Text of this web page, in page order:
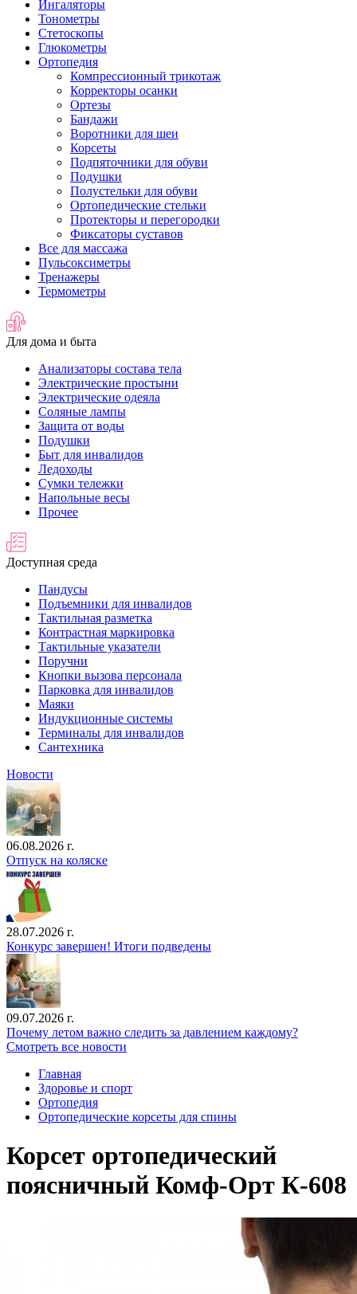
Ингаляторы
Тонометры
Стетоскопы
Глюкометры
Ортопедия
Компрессионный трикотаж
Корректоры осанки
Ортезы
Бандажи
Воротники для шеи
Корсеты
Подпяточники для обуви
Подушки
Полустельки для обуви
Ортопедические стельки
Протекторы и перегородки
Фиксаторы суставов
Все для массажа
Пульсоксиметры
Тренажеры
Термометры
Для дома и быта
Анализаторы состава тела
Электрические простыни
Электрические одеяла
Соляные лампы
Защита от воды
Подушки
Быт для инвалидов
Ледоходы
Сумки тележки
Напольные весы
Прочее
Доступная среда
Пандусы
Подъемники для инвалидов
Тактильная разметка
Контрастная маркировка
Тактильные указатели
Поручни
Кнопки вызова персонала
Парковка для инвалидов
Маяки
Индукционные системы
Терминалы для инвалидов
Сантехника
Новости
06.08.2026 г.
Отпуск на коляске
28.07.2026 г.
Конкурс завершен! Итоги подведены
09.07.2026 г.
Почему летом важно следить за давлением каждому?
Смотреть все новости
Главная
Здоровье и спорт
Ортопедия
Ортопедические корсеты для спины
Корсет ортопедический
поясничный Комф-Орт К-608